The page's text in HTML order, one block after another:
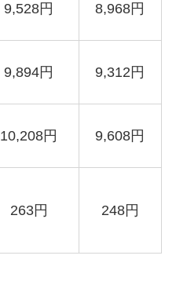
9,528円 8,968円
9,894円 9,312円
10,208円 9,608円
263円 248円